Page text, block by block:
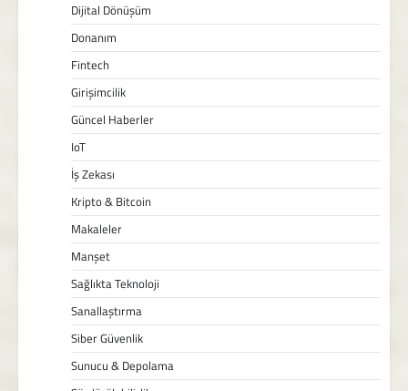
Dijital Dönüşüm
Donanım
Fintech
Girişimcilik
Güncel Haberler
IoT
İş Zekası
Kripto & Bitcoin
Makaleler
Manşet
Sağlıkta Teknoloji
Sanallaştırma
Siber Güvenlik
Sunucu & Depolama